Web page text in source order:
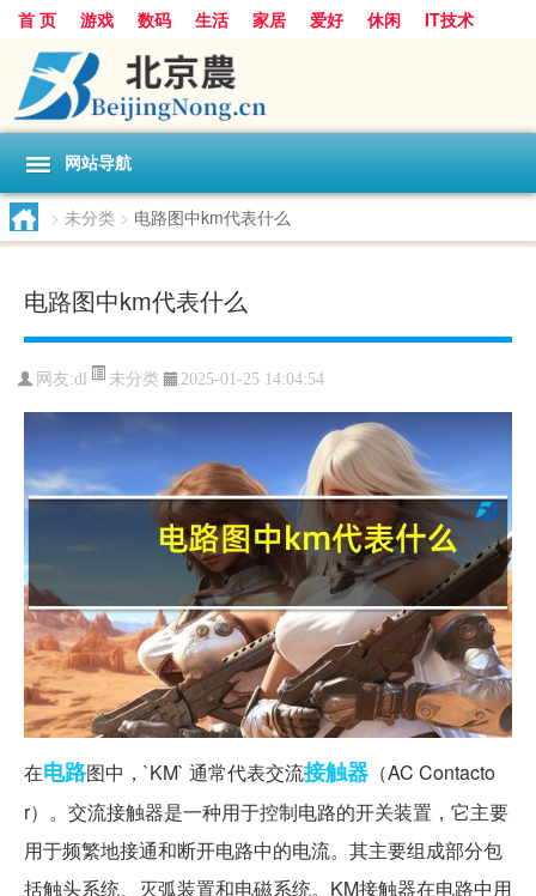
首 页 游戏 数码 生活 家居 爱好 休闲
IT技术
互联网
手机 购物
网站导航
> 未分类 > 电路图中km代表什么
电路图中km代表什么
网友:dl 未分类 2025-01-25 14:04:54
在电路图中，`KM` 通常代表交流接触器 （AC Contacto
r）。交流接触器是一种用于控制电路的开关装置，它主要
用于频繁地接通和断开电路中的电流。其主要组成部分包
括触头系统、灭弧装置和电磁系统。KM接触器在电路中用